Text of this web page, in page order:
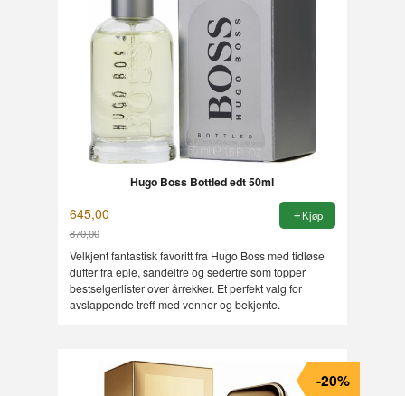
Hugo Boss Bottled edt 50ml
645,00
870,00
Rabatt
Kjøp
Velkjent fantastisk favoritt fra Hugo Boss med tidløse
dufter fra eple, sandeltre og sedertre som topper
bestselgerlister over årrekker. Et perfekt valg for
avslappende treff med venner og bekjente.
-20%